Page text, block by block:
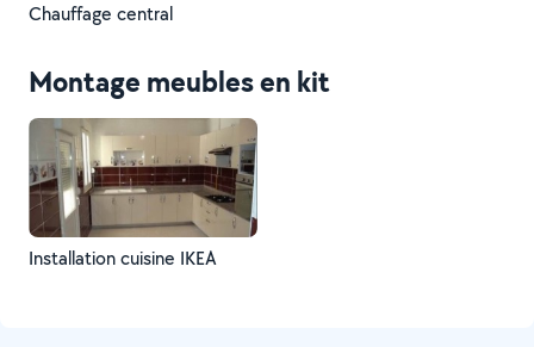
Chauffage central
Montage meubles en kit
Installation cuisine IKEA